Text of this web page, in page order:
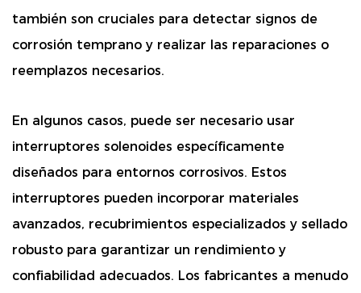
también son cruciales para detectar signos de
corrosión temprano y realizar las reparaciones o
reemplazos necesarios.
En algunos casos, puede ser necesario usar
interruptores solenoides específicamente
diseñados para entornos corrosivos. Estos
interruptores pueden incorporar materiales
avanzados, recubrimientos especializados y sellado
robusto para garantizar un rendimiento y
confiabilidad adecuados. Los fabricantes a menudo